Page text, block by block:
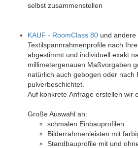
selbst zusammenstellen
KAUF - RoomClass 80 und andere
Textilspannrahmenprofile nach
abgestimmt und individuell exakt
millimetergenauen Maßvorgaben
natürlich auch gebogen oder nach
pulverbeschichtet.
Auf konkrete Anfrage erstellen wir
Große Auswahl an:
schmalen Einbauprofilen
Bilderrahmenleisten mit
Standbauprofile mit und